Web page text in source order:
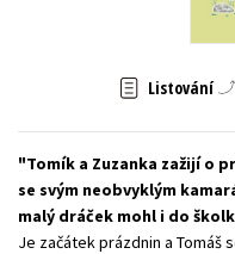
Listování
Tomík a Zuzanka zažijí o
se svým neobvyklým
malý dráček mohl i do
Je začátek prázdnin a Tomáš